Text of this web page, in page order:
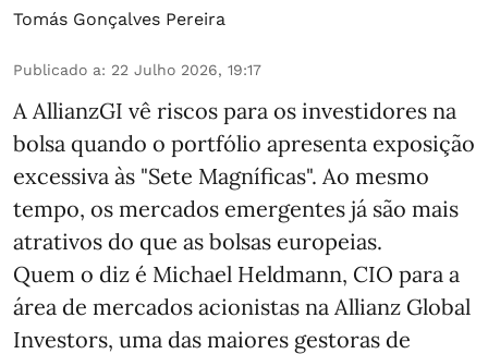
Tomás Gonçalves Pereira
Publicado a: 22 Julho 2026, 19:17
A AllianzGI vê riscos para os investidores na
bolsa quando o portfólio apresenta exposição
excessiva às "Sete Magníficas". Ao mesmo
tempo, os mercados emergentes já são mais
atrativos do que as bolsas europeias.
Quem o diz é Michael Heldmann, CIO para a
área de mercados acionistas na Allianz Global
Investors, uma das maiores gestoras de